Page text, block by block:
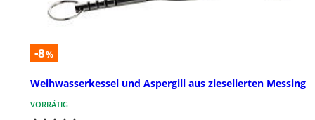
-8%
Weihwasserkessel und Aspergill aus zieselierten Messing
VORRÄTIG